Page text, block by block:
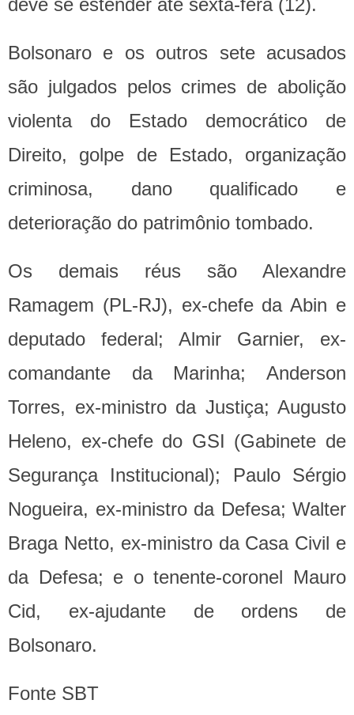
deve se estender até sexta-fera (12).
Bolsonaro e os outros sete acusados
são julgados pelos crimes de abolição
violenta do Estado democrático de
Direito, golpe de Estado, organização
criminosa, dano qualificado e
deterioração do patrimônio tombado.
Os demais réus são Alexandre
Ramagem (PL-RJ), ex-chefe da Abin e
deputado federal; Almir Garnier, ex-
comandante da Marinha; Anderson
Torres, ex-ministro da Justiça; Augusto
Heleno, ex-chefe do GSI (Gabinete de
Segurança Institucional); Paulo Sérgio
Nogueira, ex-ministro da Defesa; Walter
Braga Netto, ex-ministro da Casa Civil e
da Defesa; e o tenente-coronel Mauro
Cid, ex-ajudante de ordens de
Bolsonaro.
Fonte SBT